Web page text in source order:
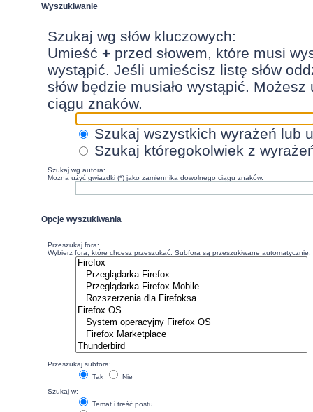
Wyszukiwanie
Szukaj wg słów kluczowych:
Umieść+ przed słowem, które musi
wystąpić. Jeśli umieścisz listę słów
słów będzie musiało wystąpić.
ciągu znaków.
Szukaj wszystkich wyrażeń lub
Szukaj któregokolwiek z
Szukaj wg autora:
Można użyć gwiazdki (*) jako zamiennika dowolnego ciągu znaków.
Opcje wyszukiwania
Przeszukaj fora:
Wybierz fora, które chcesz przeszukać. Subfora są przeszukiwane
Przeszukaj subfora:
Tak
Nie
Szukaj w:
Temat i treść postu